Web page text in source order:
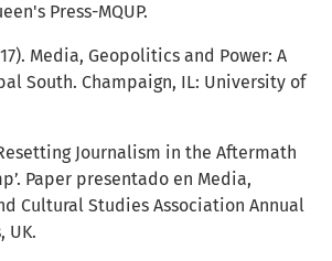
Press-MQUP.
Media, Geopolitics and Power: A
South. Champaign, IL: University of
Journalism in the Aftermath
Paper presentado en Media,
Cultural Studies Association Annual
UK.